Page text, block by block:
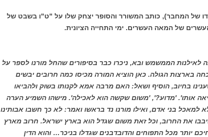
של המחבר), כותב המשורר והסופר יצחק שלו על "ט"ו בשבט של
של המאה העשרים. ימי התחייה הציונית.
לאילנות הממשמש ובא, ניכרו כבר בסיפורים שהחל מורנו לספר על
בארצות הגולה. כאן הוציא המורה מכיסו כמה חרובים יבשים
בחיוב, הוסיף ושאל: האם מרבה אמא לקנותו בשוק ולהביאו
אותו'. 'מדוע?', 'משום שקשה הוא לאכילה'. מישהו השמיע הערה
למאכל בני אדם, ואילו מורנו נד בראשו ואמר: לא כך חשבו אבותינו
את החרוב, וכל זאת משום שגדל הוא בארץ ישראל. חרוב מארץ
יותר מכל התפוחים והדובדבנים שגדלו בניכר… והוא הדין